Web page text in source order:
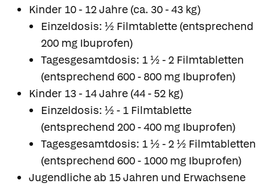
Kinder 10 - 12 Jahre (ca. 30 - 43 kg)
Einzeldosis: ½ Filmtablette (entsprechend
200 mg Ibuprofen)
Tagesgesamtdosis: 1 ½ - 2 Filmtabletten
(entsprechend 600 - 800 mg Ibuprofen)
Kinder 13 - 14 Jahre (44 - 52 kg)
Einzeldosis: ½ - 1 Filmtablette
(entsprechend 200 - 400 mg Ibuprofen)
Tagesgesamtdosis: 1 ½ - 2 ½ Filmtabletten
(entsprechend 600 - 1000 mg Ibuprofen)
Jugendliche ab 15 Jahren und Erwachsene